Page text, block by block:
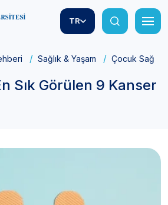
TR
Sağlık & Yaşam Çocuk Sağlığı
Sık Görülen 9 Kanser